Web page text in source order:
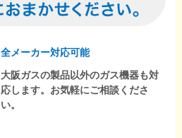
全メーカー対応可能
大阪ガスの製品以外のガス機器も対
応します。お気軽にご相談くださ
い。